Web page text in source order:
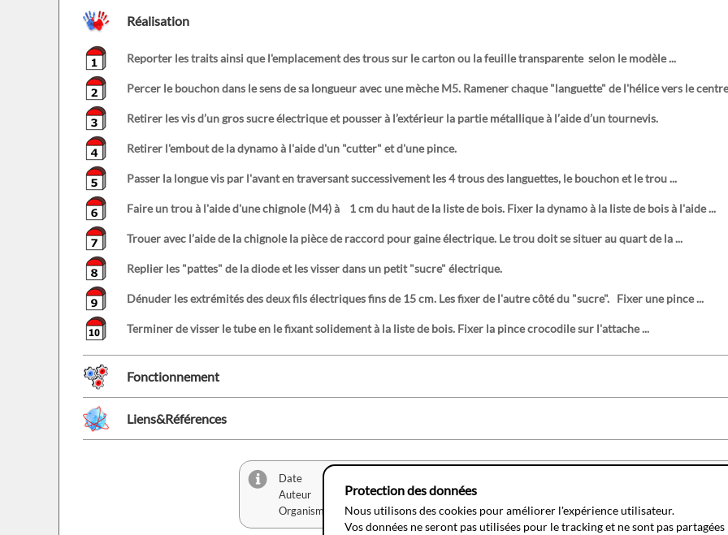
Réalisation
Reporter les traits ainsi que l'emplacement des trous sur le carton ou la feuille transparente selon le modèle ...
Percer le bouchon dans le sens de sa longueur avec une mèche M5. Ramener chaque "languette" de l'hélice vers le
Retirer les vis d’un gros sucre électrique et pousser à l’extérieur la partie métallique à l’aide d’un tournevis.
Retirer l'embout de la dynamo à l'aide d'un "cutter" et d'une pince.
Passer la longue vis par l'avant en traversant successivement les 4 trous des languettes, le bouchon et le trou ...
Faire un trou à l'aide d'une chignole (M4) à 1 cm du haut de la liste de bois. Fixer la dynamo à la liste de bois à l'aide ...
Trouer avec l’aide de la chignole la pièce de raccord pour gaine électrique. Le trou doit se situer au quart de la ...
Replier les "pattes" de la diode et les visser dans un petit "sucre" électrique.
Dénuder les extrémités des deux fils électriques fins de 15 cm. Les fixer de l'autre côté du "sucre". Fixer une pince ...
Terminer de visser le tube en le fixant solidement à la liste de bois. Fixer la pince crocodile sur l'attache ...
Fonctionnement
Liens&Références
Date
Auteur
Martin
Organisme
info-energie
Domaine
Développement durable
Protection des données
Nous utilisons des cookies pour améliorer l'expérience utilisateur.
Vos données ne seront pas utilisées pour le tracking et ne sont pas partagées